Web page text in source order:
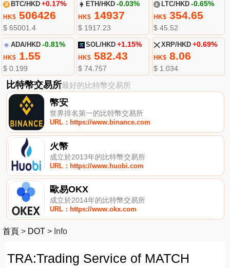
BTC/HKD +0.17%
HK$506426
$ 65001.4
ETH/HKD -0.03%
HK$ 14937
$ 1917.23
LTC/HKD -0.65%
HK$354.65
$ 45.52
ADA/HKD -0.81%
HK$1.55
$ 0.199
SOL/HKD +1.15%
HK$ 582.43
$ 74.757
XRP/HKD +0.69%
HK$8.06
$ 1.034
比特幣交易所最好的比特幣交易所
幣安
世界排名第一的比特幣交易所
URL：https://www.binance.com
火幣
成立於2013年的比特幣交易所
URL：https://www.huobi.com
歐易OKX
成立於2014年的比特幣交易所
URL：https://www.okx.com
首頁 > DOT > Info
TRA:Trading Service of MATCH